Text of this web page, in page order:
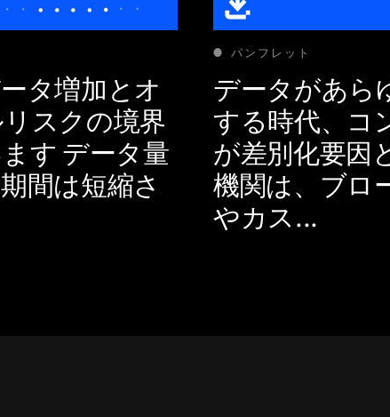
タ増加とオ
スクの境界
す データ量
間は短縮さ
パンフレット
データがあら
する時代、コ
が差別化要因
機関は、ブロ
やカス...